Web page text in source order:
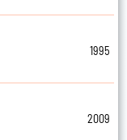
1995
2009